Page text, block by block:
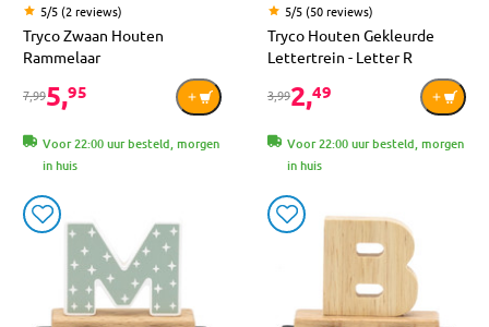
5/5 (2 reviews)
Tryco Zwaan Houten
Rammelaar
7,995,95
Voor 22:00 uur besteld, morgen
in huis
5/5 (50 reviews)
Tryco Houten Gekleurde
Lettertrein - Letter R
3,992,49
Voor 22:00 uur besteld, morgen
in huis